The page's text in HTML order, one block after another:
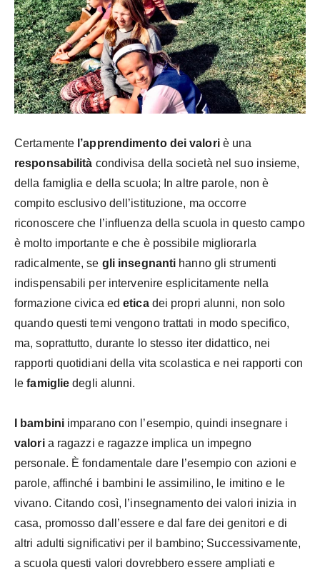
Certamente l’apprendimento dei valoriè una
responsabilità condivisa della società nel suo insieme,
della famiglia e della scuola; In altre parole, non è
compito esclusivo dell’istituzione, ma occorre
riconoscere che l’influenza della scuola in questo campo
è molto importante e che è possibile migliorarla
radicalmente, se gli insegnanti hanno gli strumenti
indispensabili per intervenire esplicitamente nella
formazione civica edeticadei propri alunni, non solo
quando questi temi vengono trattati in modo specifico,
ma, soprattutto, durante lo stesso iter didattico, nei
rapporti quotidiani della vita scolastica e nei rapporti con
lefamiglie degli alunni.
I bambiniimparano con l’esempio, quindi insegnare i
valoria ragazzi e ragazze implica un impegno
personale. È fondamentale dare l’esempio con azioni e
parole, affinché i bambini le assimilino, le imitino e le
vivano. Citando così, l’insegnamento dei valori inizia in
casa, promosso dall’essere e dal fare dei genitori e di
altri adulti significativi per il bambino; Successivamente,
a scuola questi valori dovrebbero essere ampliati e